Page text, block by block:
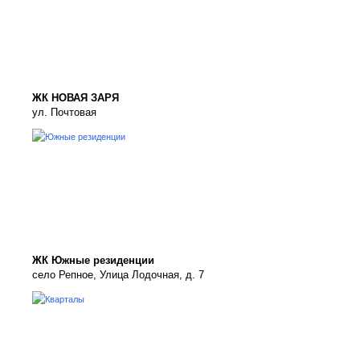
ЖК НОВАЯ ЗАРЯ
ул. Почтовая
ЖК Южные резиденции
село Репное, Улица Лодочная, д. 7